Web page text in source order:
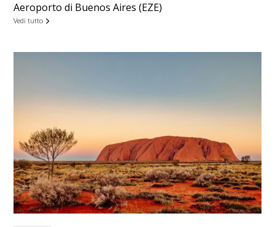
Aeroporto di Buenos Aires (EZE)
Vedi tutto